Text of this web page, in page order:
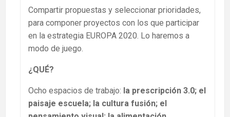
Compartir propuestas y seleccionar prioridades,
para componer proyectos con los que participar
en la estrategia EUROPA 2020. Lo haremos a
modo de juego.
¿QUÉ?
Ocho espacios de trabajo: la prescripción 3.0; el
paisaje escuela; la cultura fusión; el